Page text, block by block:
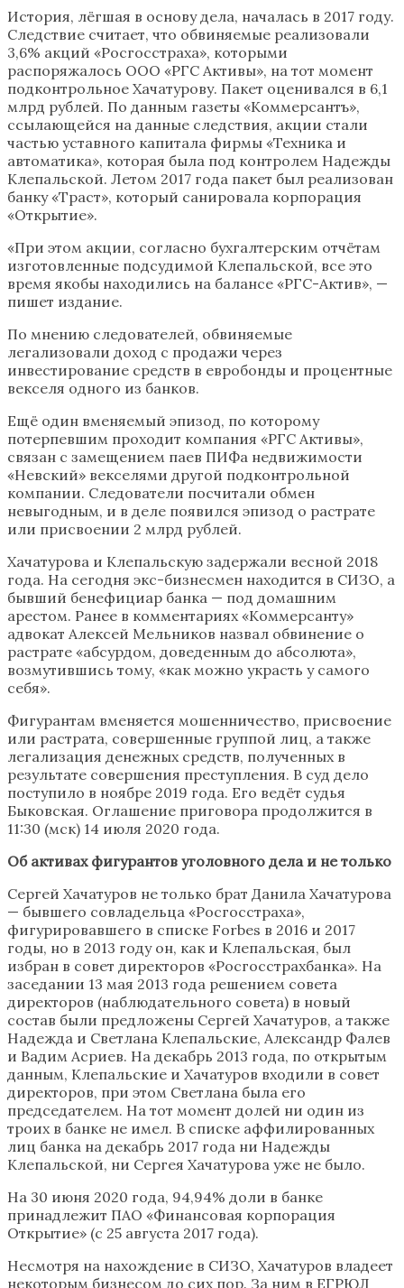
История, лёгшая в основу дела, началась в 2017 году.
Следствие считает, что обвиняемые реализовали
3,6% акций «Росгосстраха», которыми
распоряжалось ООО «РГС Активы», на тот момент
подконтрольное Хачатурову. Пакет оценивался в 6,1
млрд рублей. По данным газеты «Коммерсантъ»,
ссылающейся на данные следствия, акции стали
частью уставного капитала фирмы «Техника и
автоматика», которая была под контролем Надежды
Клепальской. Летом 2017 года пакет был реализован
банку «Траст», который санировала корпорация
«Открытие».
«При этом акции, согласно бухгалтерским отчётам
изготовленные подсудимой Клепальской, все это
время якобы находились на балансе «РГС-Актив», —
пишет издание.
По мнению следователей, обвиняемые
легализовали доход с продажи через
инвестирование средств в евробонды и процентные
векселя одного из банков.
Ещё один вменяемый эпизод, по которому
потерпевшим проходит компания «РГС Активы»,
связан с замещением паев ПИФа недвижимости
«Невский» векселями другой подконтрольной
компании. Следователи посчитали обмен
невыгодным, и в деле появился эпизод о растрате
или присвоении 2 млрд рублей.
Хачатурова и Клепальскую задержали весной 2018
года. На сегодня экс-бизнесмен находится в СИЗО, а
бывший бенефициар банка — под домашним
арестом. Ранее в комментариях «Коммерсанту»
адвокат Алексей Мельников назвал обвинение о
растрате «абсурдом, доведенным до абсолюта»,
возмутившись тому, «как можно украсть у самого
себя».
Фигурантам вменяется мошенничество, присвоение
или растрата, совершенные группой лиц, а также
легализация денежных средств, полученных в
результате совершения преступления. В суд дело
поступило в ноябре 2019 года. Его ведёт судья
Быковская. Оглашение приговора продолжится в
11:30 (мск) 14 июля 2020 года.
Об активах фигурантов уголовного дела и не только
Сергей Хачатуров не только брат Данила Хачатурова
— бывшего совладельца «Росгосстраха»,
фигурировавшего в списке Forbes в 2016 и 2017
годы, но в 2013 году он, как и Клепальская, был
избран в совет директоров «Росгосстрахбанка». На
заседании 13 мая 2013 года решением совета
директоров (наблюдательного совета) в новый
состав были предложены Сергей Хачатуров, а также
Надежда и Светлана Клепальские, Александр Фалев
и Вадим Асриев. На декабрь 2013 года, по открытым
данным, Клепальские и Хачатуров входили в совет
директоров, при этом Светлана была его
председателем. На тот момент долей ни один из
троих в банке не имел. В списке аффилированных
лиц банка на декабрь 2017 года ни Надежды
Клепальской, ни Сергея Хачатурова уже не было.
На 30 июня 2020 года, 94,94% доли в банке
принадлежит ПАО «Финансовая корпорация
Открытие» (с 25 августа 2017 года).
Несмотря на нахождение в СИЗО, Хачатуров владеет
некоторым бизнесом до сих пор. За ним в ЕГРЮЛ